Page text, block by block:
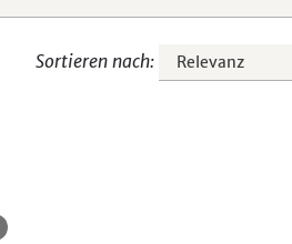
Sortieren nach